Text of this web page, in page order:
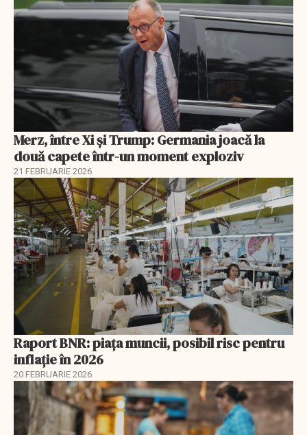
Merz, între Xi și Trump: Germania joacă la
două capete într-un moment exploziv
21 FEBRUARIE 2026
Raport BNR: piața muncii, posibil risc pentru
inflație în 2026
20 FEBRUARIE 2026